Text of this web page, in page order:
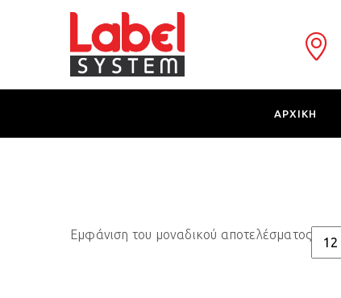
ΑΡΧΙΚΗ
Εμφάνιση του μοναδικού αποτελέσματος